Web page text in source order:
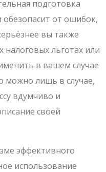
подготовка
от ошибок,
вы также
льготах или
в вашем случае
можно лишь в случае,
вдумчиво и
своей
эффективного
использование